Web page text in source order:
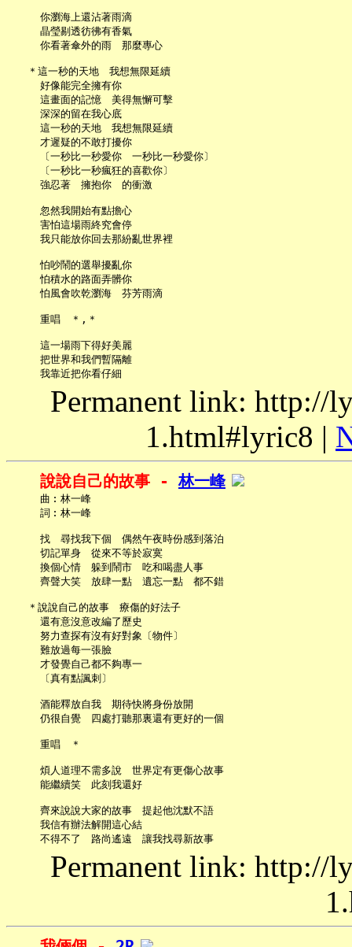
     你瀏海上還沾著雨滴
     晶瑩剔透彷彿有香氣
     你看著傘外的雨　那麼專心
   ＊這一秒的天地　我想無限延續
     好像能完全擁有你
     這畫面的記憶　美得無懈可擊
     深深的留在我心底
     這一秒的天地　我想無限延續
     才遲疑的不敢打擾你
     〔一秒比一秒愛你　一秒比一秒愛你〕
     〔一秒比一秒瘋狂的喜歡你〕
     強忍著　擁抱你　的衝激
     忽然我開始有點擔心
     害怕這場雨終究會停
     我只能放你回去那紛亂世界裡
     怕吵鬧的選舉擾亂你
     怕積水的路面弄髒你
     怕風會吹乾瀏海　芬芳雨滴
     重唱　＊,＊
     這一場雨下得好美麗
     把世界和我們暫隔離
Permanent link: http://
1.html#lyric8 |
說說自己的故事 - 林一峰
     曲︰林一峰
     詞︰林一峰
     找　尋找我下個　偶然午夜時份感到落泊
     切記單身　從來不等於寂寞
     換個心情　躲到鬧市　吃和喝盡人事
     齊聲大笑　放肆一點　遺忘一點　都不錯
   ＊說說自己的故事　療傷的好法子
     還有意沒意改編了歷史
     努力查探有沒有好對象〔物件〕
     難放過每一張臉
     才發覺自己都不夠專一
     〔真有點諷刺〕
     酒能釋放自我　期待快將身份放開
     仍很自覺　四處打聽那裏還有更好的一個
     重唱　＊
     煩人道理不需多說　世界定有更傷心故事
     能繼續笑　此刻我還好
     齊來說說大家的故事　提起他沈默不語
     我信有辦法解開這心結
Permanent link: http://